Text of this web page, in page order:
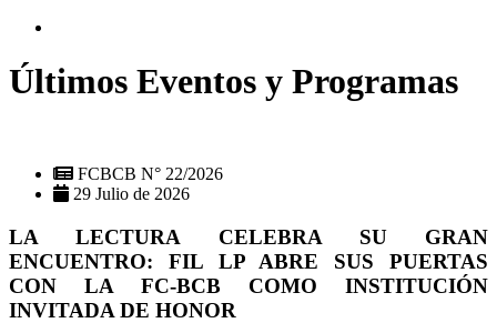
Últimos Eventos y Programas
FCBCB N° 22/2026
29 Julio de 2026
LA LECTURA CELEBRA SU GRAN
ENCUENTRO: FIL LP ABRE SUS PUERTAS
CON LA FC-BCB COMO INSTITUCIÓN
INVITADA DE HONOR